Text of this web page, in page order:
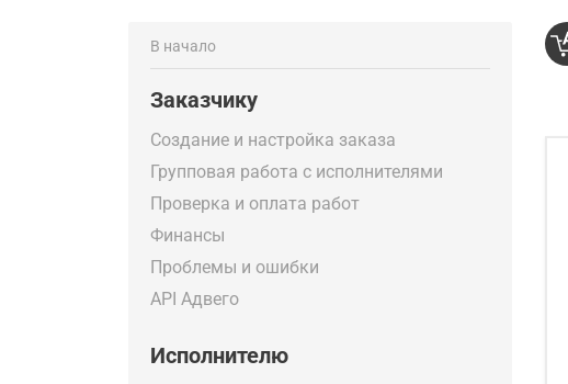
В начало
Заказчику
Создание и настройка заказа
Групповая работа с исполнителями
Проверка и оплата работ
Финансы
Проблемы и ошибки
API Адвего
Исполнителю